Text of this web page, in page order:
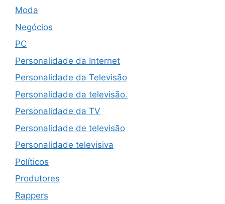
Moda
Negócios
PC
Personalidade da Internet
Personalidade da Televisão
Personalidade da televisão.
Personalidade da TV
Personalidade de televisão
Personalidade televisiva
Políticos
Produtores
Rappers